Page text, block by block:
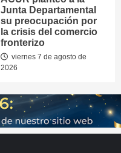
Junta Departamental
su preocupación por
la crisis del comercio
fronterizo
viernes 7 de agosto de
2026